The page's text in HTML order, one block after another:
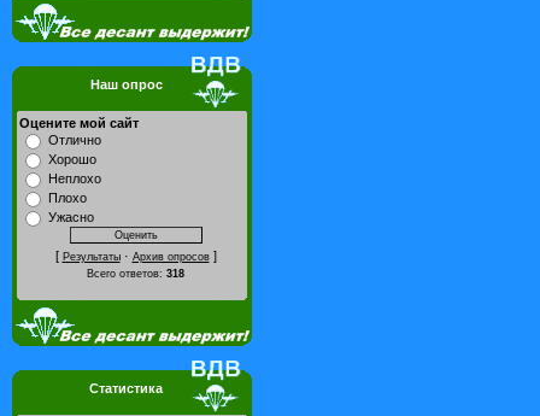
Наш опрос
Оцените мой сайт
Отлично
Хорошо
Неплохо
Плохо
Ужасно
[ Результаты· Архив опросов]
Всего ответов: 318
Статистика